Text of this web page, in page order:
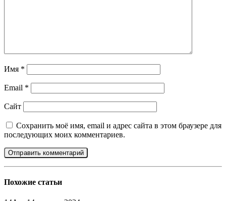
Имя *
Email *
Сайт
Сохранить моё имя, email и адрес сайта в этом браузере для
последующих моих комментариев.
Похожие статьи